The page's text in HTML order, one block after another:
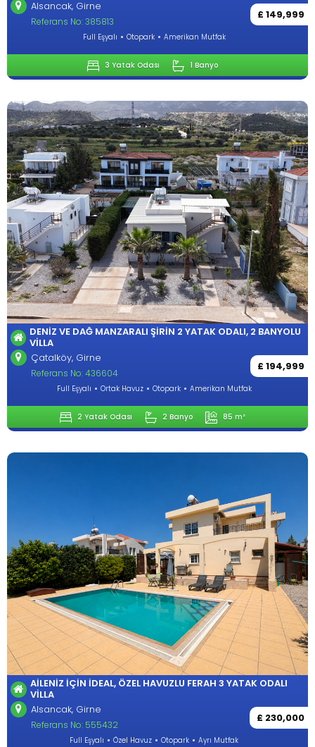
Alsancak, Girne
£ 149,999
Referans No: 385813
Full Eşyalı Otopark Amerikan Mutfak
3 Yatak Odası 1 Banyo
DENIZ VE DAĞ MANZARALI ŞIRIN 2 YATAK ODALI, 2 BANYOLU
VILLA
Çatalköy, Girne
£ 194,999
Referans No: 436604
Full Eşyalı Ortak Havuz Otopark Amerikan Mutfak
2 Yatak Odası 2 Banyo 85 m²
AILENIZ İÇIN İDEAL, ÖZEL HAVUZLU FERAH 3 YATAK ODALI
VILLA
Alsancak, Girne
£ 230,000
Referans No: 555432
Full Eşyalı Özel Havuz Otopark Ayrı Mutfak